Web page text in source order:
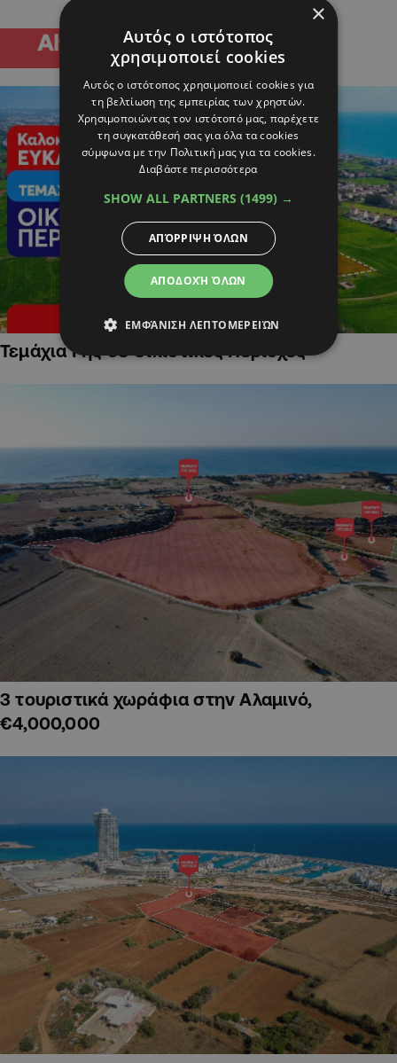
Τεμάχια Γης σε Οικιστικές Περιοχές
3 τουριστικά χωράφια στην Αλαμινό,
€4,000,000
×
Αυτός ο ιστότοπος
χρησιμοποιεί cookies
Αυτός ο ιστότοπος χρησιμοποιεί cookies για
τη βελτίωση της εμπειρίας των χρηστών.
Χρησιμοποιώντας τον ιστότοπό μας, παρέχετε
τη συγκατάθεσή σας για όλα τα cookies
σύμφωνα με την Πολιτική μας για τα cookies.
Διαβάστε περισσότερα
SHOW ALL PARTNERS (1499) →
ΑΠΟΔΟΧΉ ΌΛΩΝ
ΑΠΌΡΡΙΨΗ ΌΛΩΝ
ΕΜΦΆΝΙΣΗ ΛΕΠΤΟΜΕΡΕΙΏΝ